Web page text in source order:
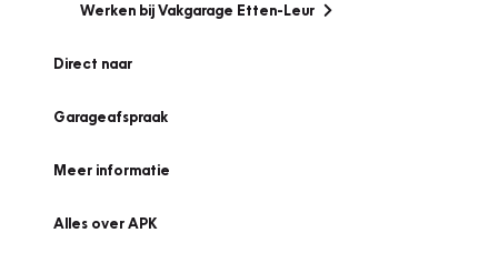
Werken bij Vakgarage Etten-Leur
Direct naar
Garageafspraak
Meer informatie
Alles over APK